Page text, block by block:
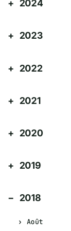
2024
2023
2022
2021
2020
2019
2018
Août